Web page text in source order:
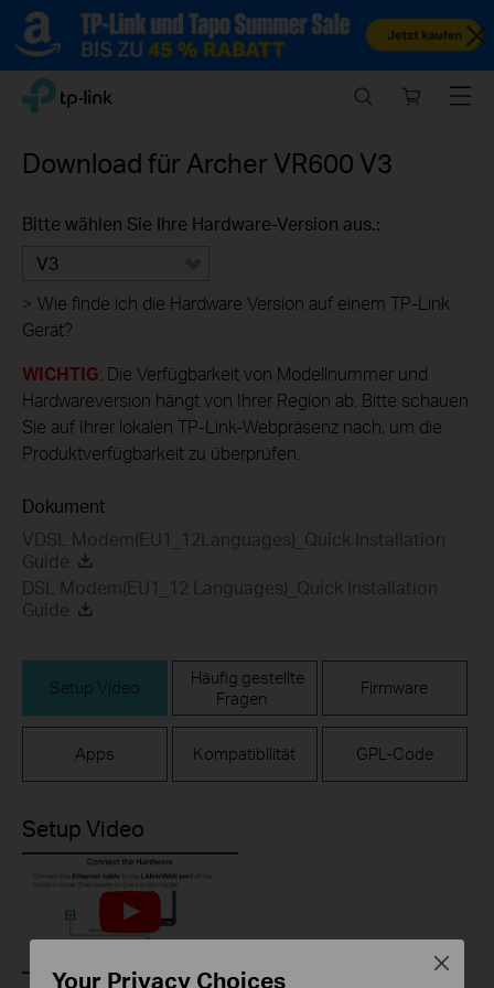
Close
Click
navigation
TP-Link, Reliably Smart
store
Menu
Download für Archer VR600 V3
Bitte wählen Sie Ihre Hardware-Version aus.:
V3
> Wie finde ich die Hardware Version auf einem TP-Link
Gerät?
WICHTIG: Die Verfügbarkeit von Modellnummer und
Hardwareversion hängt von Ihrer Region ab. Bitte schauen
Sie auf Ihrer lokalen TP-Link-Webpräsenz nach, um die
Produktverfügbarkeit zu überprüfen.
Dokument
VDSL Modem(EU1_12Languages)_Quick Installation
Guide
DSL Modem(EU1_12 Languages)_Quick Installation
Guide
Setup Video
Häufig gestellte
Fragen
Firmware
Apps Kompatibilität GPL-Code
Setup Video
Your Privacy Choices
Close